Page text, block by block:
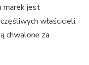
marek jest
właścicieli.
chwalone za